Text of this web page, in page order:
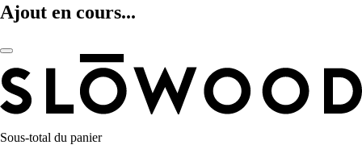
Ajout en cours...
Sous-total du panier